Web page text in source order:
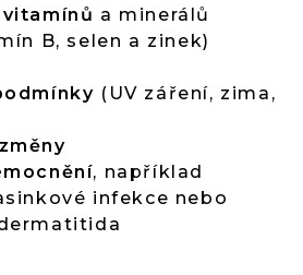
a minerálů
B, selen a zinek)
(UV záření, zima,
, například
infekce nebo